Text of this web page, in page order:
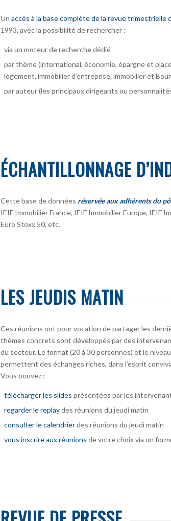
Unaccès à la base complète de la revue trimestrielle
1993, avec la possibilité de rechercher :
via un moteur de recherche dédié
par thème (international, économie, épargne et
logement, immobilier d’entreprise, immobilier et
par auteur(les principaux dirigeants ou
ÉCHANTILLONNAGE
Cette base de données réservée aux adhérents du
IEIF Immobilier France, IEIF Immobilier Europe, IEIF
Euro Stoxx 50, etc.
LES JEUDIS MATIN
Ces réunions ont pour vocation de partager les
thèmes concrets sont développés par des
du secteur. Le format (20 à 30 personnes) et le
permettent des échanges riches, dans l’esprit
Vous pouvez :
téléchargerles slides présentées par les
regarder le replaydes réunions du jeudi matin
consulter le calendrierdes réunions du jeudi matin
vous inscrireaux réunions de votre choix via un